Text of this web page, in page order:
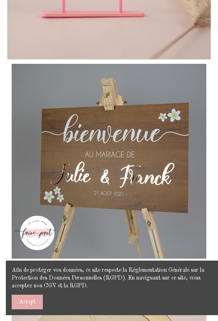
Afin de protéger vos données, ce site respecte la Réglementation Générale sur la
Protection des Données Personnelles (RGPD). En naviguant sur ce site, vous
acceptez nos CGV et la RGPD.
Accept